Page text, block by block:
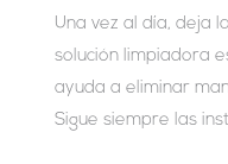
Una vez al día, deja
solución limpiadora
ayuda a eliminar
Sigue siempre las